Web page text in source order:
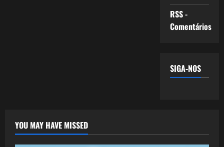
RSS -
Comentários
SIGA-NOS
YOU MAY HAVE MISSED